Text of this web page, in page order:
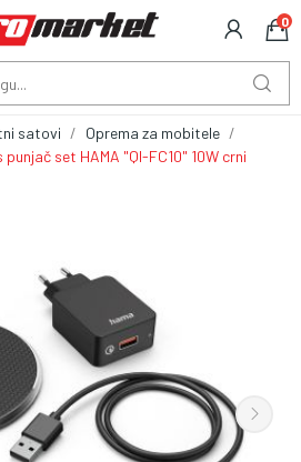
0
satovi
Oprema za mobitele
punjač set HAMA "QI-FC10" 10W crni